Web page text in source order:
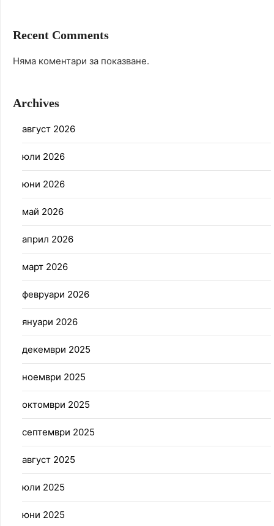
Recent Comments
Няма коментари за показване.
Archives
август 2026
юли 2026
юни 2026
май 2026
април 2026
март 2026
февруари 2026
януари 2026
декември 2025
ноември 2025
октомври 2025
септември 2025
август 2025
юли 2025
юни 2025